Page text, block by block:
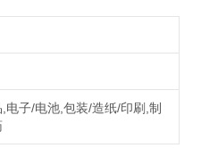
电子/电池,包装/造纸/印刷,制